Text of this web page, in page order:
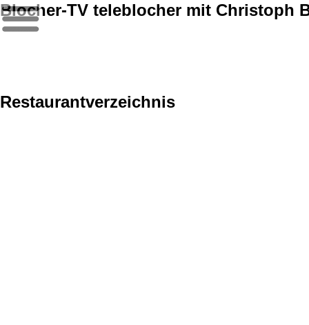
Blocher-TV teleblocher mit Christoph
Restaurantverzeichnis